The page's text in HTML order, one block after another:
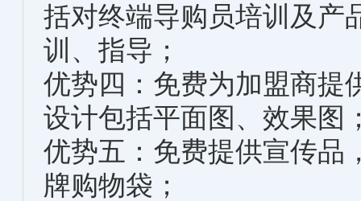
括对终端导购员培训及产
训、指导；
优势四：免费为加盟商提
设计包括平面图、效果图
优势五：免费提供宣传品
牌购物袋；